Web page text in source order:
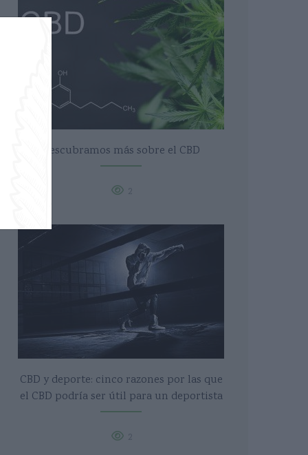
Descubramos más sobre el CBD
2
CBD y deporte: cinco razones por las que
el CBD podría ser útil para un deportista
2